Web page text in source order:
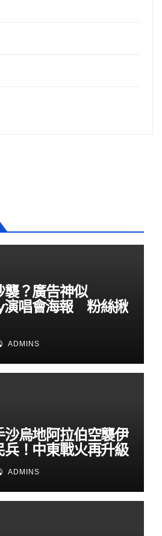
襲？廣告神似
唱會海報 粉絲揪
ADMINS
沙烏地阿拉伯空襲伊
兵！中東戰火再升級
ADMINS